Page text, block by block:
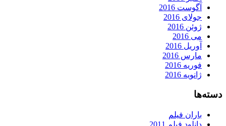
آگوست 2016
جولای 2016
ژوئن 2016
می 2016
آوریل 2016
مارس 2016
فوریه 2016
ژانویه 2016
دسته‌ها
باران فیلم
دانلود فیلم 2011